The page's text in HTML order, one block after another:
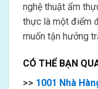
nghệ thuật ẩm
thực là một điểm
muốn tận hưởng
CÓ THỂ BẠN
>> 1001 Nhà